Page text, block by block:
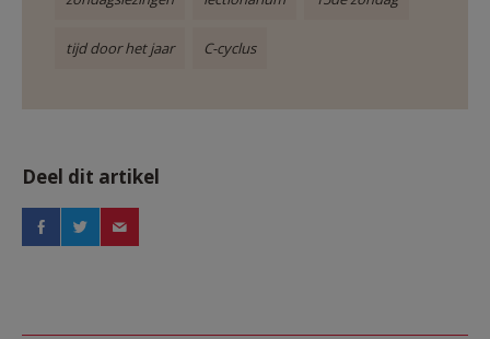
tijd door het jaar C-cyclus
Deel dit artikel